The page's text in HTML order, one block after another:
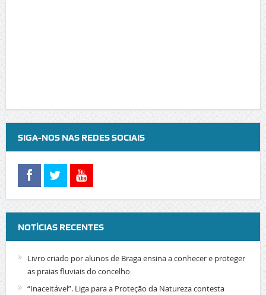
SIGA-NOS NAS REDES SOCIAIS
NOTÍCIAS RECENTES
Livro criado por alunos de Braga ensina a conhecer e proteger
as praias fluviais do concelho
“Inaceitável”. Liga para a Proteção da Natureza contesta